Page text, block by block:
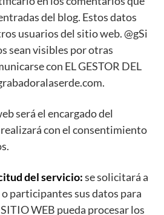
del blog. Estos datos
usuarios del sitio web. @gSi
sean visibles por otras
con EL GESTOR DEL
.
será el encargado del
con el consentimiento
del servicio:se solicitará a
participantes sus datos para
WEB pueda procesar los